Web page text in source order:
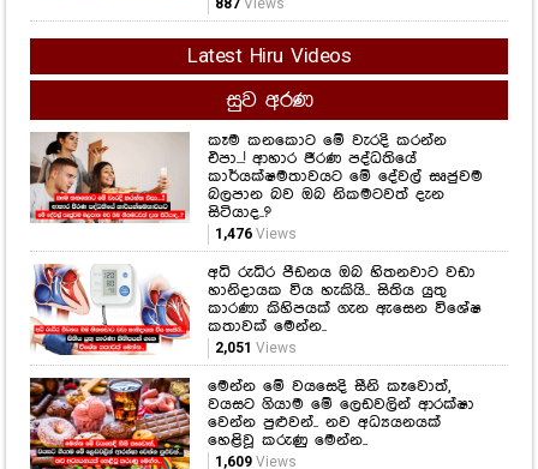
කෑම කනකොට මේ වැරදි කරන්න
එපා...! ආහාර ජීරණ පද්ධතියේ
කාර්යක්ෂමතාවයට මේ දේවල් සෘජුවම
බලපාන බව ඔබ නිකමටවත් දැන
සිටියාද..?
1,476Views
අධි රුධිර පීඩනය ඔබ හිතනවාට වඩා
හානිදායක විය හැකියි.. සිතිය යුතු
කාරණා කිහිපයක් ගැන ඇසෙන විශේෂ
කතාවක් මෙන්න..
2,051Views
මෙන්න මේ වයසෙදි සීනි කෑවොත්,
වයසට ගියාම මේ ලෙඩවලින් ආරක්ෂා
වෙන්න පුළුවන්.. නව අධ්‍යයනයක්
හෙළිවූ කරුණු මෙන්න..
1,609Views
මේ දවස්වල මත්පැන් සහ පැණිබීම
පානයෙන් වළකින්න.. හේතුව මෙන්න..
සෞඛ්‍ය අමාත්‍යාංශයෙන් අනතුරු
ඇඟවීමක්..
1,892Views